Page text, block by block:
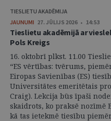
TIESLIETU AKADĒMIJA
JAUNUMI 27. JŪLIJS 2026 • 14:53
Tieslietu akadēmijā ar
Pols Kreigs
16. oktobrī plkst. 11.00
“ES vērtības: tvērums,
Eiropas Savienības (ES)
Universitātes emeritētais
Craig). Lekcija būs īpaši
skaidrots, ko praksē nozīmē
kā tas ietekmē tiesību